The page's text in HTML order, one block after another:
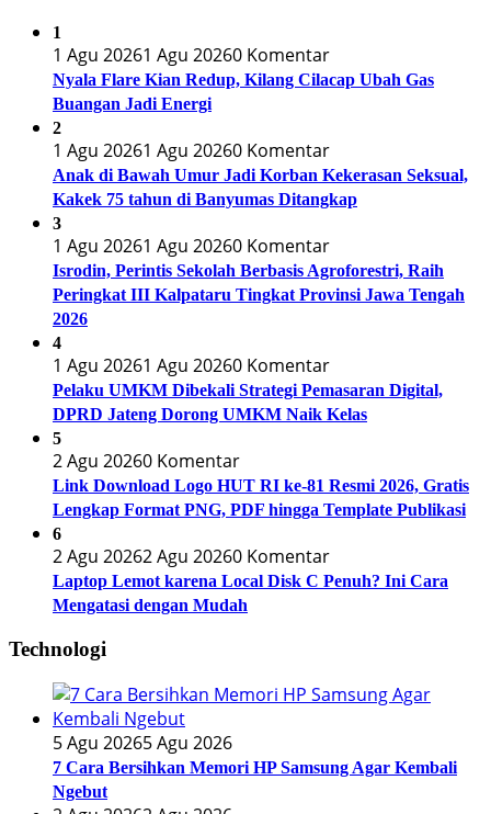
1
1 Agu 20261 Agu 20260 Komentar
Nyala Flare Kian Redup, Kilang Cilacap Ubah Gas
Buangan Jadi Energi
2
1 Agu 20261 Agu 20260 Komentar
Anak di Bawah Umur Jadi Korban Kekerasan Seksual,
Kakek 75 tahun di Banyumas Ditangkap
3
1 Agu 20261 Agu 20260 Komentar
Isrodin, Perintis Sekolah Berbasis Agroforestri, Raih
Peringkat III Kalpataru Tingkat Provinsi Jawa Tengah
2026
4
1 Agu 20261 Agu 20260 Komentar
Pelaku UMKM Dibekali Strategi Pemasaran Digital,
DPRD Jateng Dorong UMKM Naik Kelas
5
2 Agu 20260 Komentar
Link Download Logo HUT RI ke-81 Resmi 2026, Gratis
Lengkap Format PNG, PDF hingga Template Publikasi
6
2 Agu 20262 Agu 20260 Komentar
Laptop Lemot karena Local Disk C Penuh? Ini Cara
Mengatasi dengan Mudah
Technologi
5 Agu 20265 Agu 2026
7 Cara Bersihkan Memori HP Samsung Agar Kembali
Ngebut